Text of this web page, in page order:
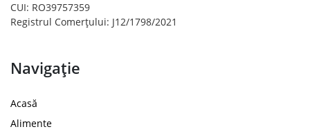
CUI: RO39757359
Registrul Comerțului: J12/1798/2021
Navigație
Acasă
Alimente